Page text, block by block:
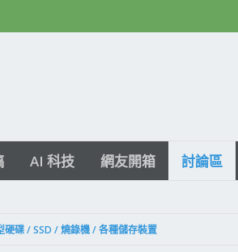
AI 科技 網友開箱 討論區
硬碟 / SSD / 燒錄機 / 各種儲存裝置